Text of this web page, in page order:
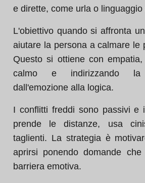
e dirette, come urla o linguaggio
L'obiettivo quando si affronta
aiutare la persona a calmare le
Questo si ottiene con
calmo e indirizzando la
dall'emozione alla logica.
I conflitti freddi sono passivi e
prende le distanze, usa
taglienti. La strategia è
aprirsi ponendo domande
barriera emotiva.